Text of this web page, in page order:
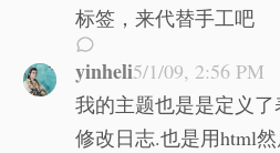
标签，来代替手工吧
yinheli5/1/09, 2:56 PM
我的主题也是是定义
修改日志.也是用html